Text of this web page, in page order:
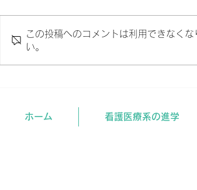
この投稿へのコメントは利用できなく
い。
ホーム 看護医療系の進学